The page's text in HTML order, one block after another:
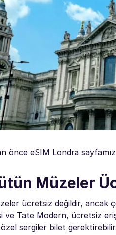
önce eSIM Londra
Müzeler
ücretsiz değildir, ancak
ve Tate Modern, ücretsiz
sergiler bilet gerektirebilir.